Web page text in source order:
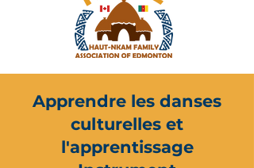
Apprendre les danses
culturelles et
l'apprentissage